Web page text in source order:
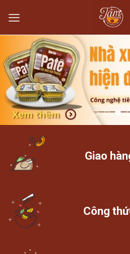
content
Giao
Công